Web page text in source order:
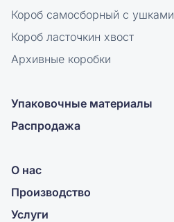
Короб самосборный с ушками
Короб ласточкин хвост
Архивные коробки
Упаковочные материалы
Распродажа
О нас
Производство
Услуги